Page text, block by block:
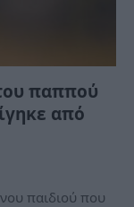
παππού
από
παιδιού που